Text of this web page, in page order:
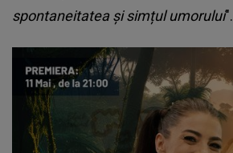
spontaneitatea și simțul umorului".